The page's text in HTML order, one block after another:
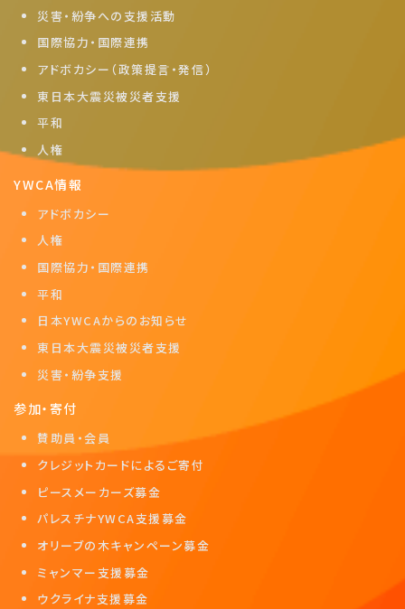
災害・紛争への支援活動
国際協力・国際連携
アドボカシー（政策提言・発信）
東日本大震災被災者支援
平和
人権
YWCA情報
アドボカシー
人権
国際協力・国際連携
平和
日本YWCAからのお知らせ
東日本大震災被災者支援
災害・紛争支援
参加・寄付
賛助員・会員
クレジットカードによるご寄付
ピースメーカーズ募金
パレスチナYWCA支援募金
オリーブの木キャンペーン募金
ミャンマー支援募金
ウクライナ支援募金